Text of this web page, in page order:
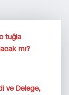
tuğla
mı?
ve Delege,